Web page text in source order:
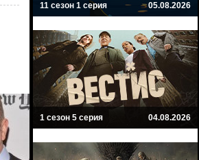
11 сезон 1 серия 05.08.2026
1 сезон 5 серия 04.08.2026